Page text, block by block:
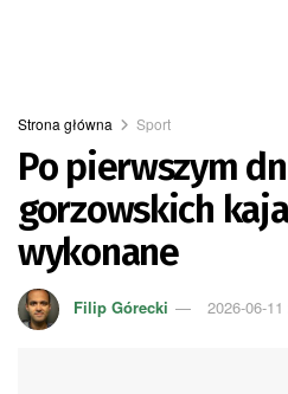
Strona główna Sport
Po pierwszym
gorzowskich
wykonane
Filip Górecki 2026-06-